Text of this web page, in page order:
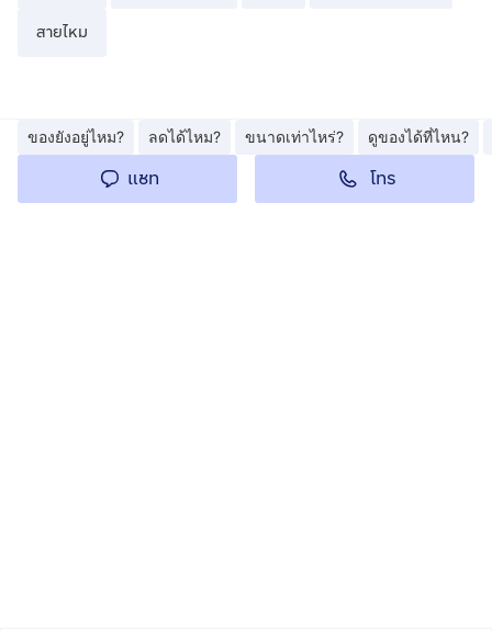
สายไหม
ของยังอยู่ไหม? ลดได้ไหม? ขนาดเท่าไหร่? ดูของได้ที่ไหน?
แชท โทร